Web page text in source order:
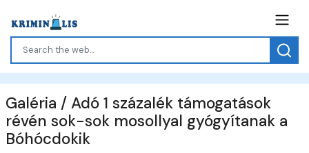
Galéria / Adó 1 százalék támogatások
révén sok-sok mosollyal gyógyítanak a
Bóhócdokik